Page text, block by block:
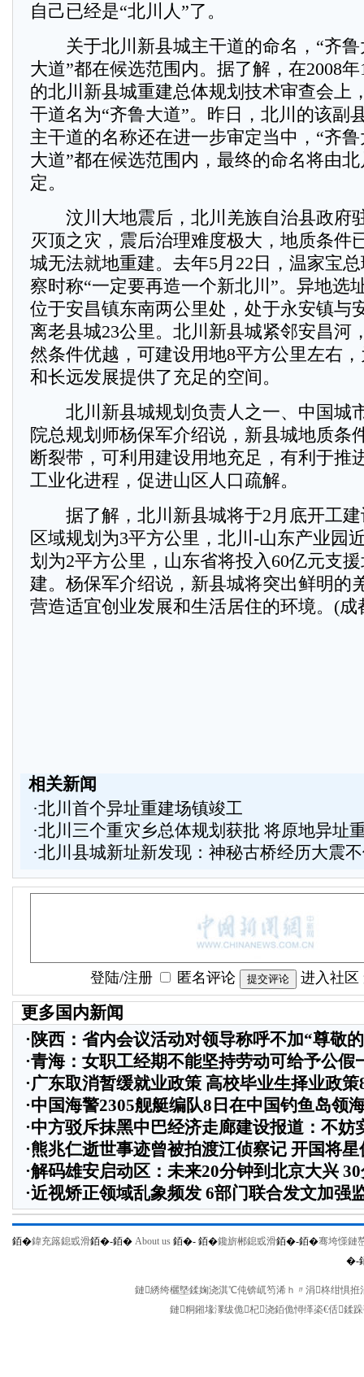
自己已经是“北川人”了。
关于北川新县城主干道的命名，“齐鲁
大道”都在候选范围内。据了解，在2008
的北川新县城重建总体规划技术审查会上
干道名为“齐鲁大道”。昨日，北川的该副
主干道的名称还在进一步审定当中，“齐鲁
大道”都在候选范围内，最终的命名将由
定。
汶川大地震后，北川羌族自治县政府
灭顶之灾，震后治理难度极大，地质条件
城无法就地重建。去年5月22日，温家宝
察时称“一定要再造一个新北川”。异地选
位于安昌镇东南两公里处，处于永安镇与
离老县城23公里。北川新县城紧邻安昌河
然条件优越，可建设用地8平方公里左右
和长远发展提供了充足的空间。
北川新县城规划负责人之一、中国城
院总规划师杨保军介绍说，新县城地质条
断裂带，可利用建设用地充足，有利于推
工业化进程，促进山区人口疏解。
据了解，北川新县城将于2月底开工建
区域规划为3平方公里，北川-山东产业园
划为2平方公里，山东省将投入60亿元支
建。杨保军介绍说，新县城将突出鲜明的
营造适宜创业发展和生活居住的环境。(成
相关新闻
·北川首个异址重建场镇竣工
·北川三个重灾乡总体规划获批 将原地异址
·北川县城新址新发现：神秘古桥经历大震
登陆/注册 匿名评论 进入社区
更多国内新闻
·陕西：省内会议活动对领导称呼不加“尊敬
·青海：女职工经期不能坚持劳动可给予公假
·广东取消暂缓就业政策 高校毕业生择业政策
·中国海警2305舰艇编队8日在中国钓鱼岛领
·中方驳斥抹黑中巴经济走廊建设报道：不妨
·熊兆仁逝世事迹曾被拍渡江侦察记 开国将星
·解码雄安启动区：未来20分钟到北京大兴
·近视矫正领域乱象频发 6部门联合发文加强
銆�鍏充簬鎴戜滑銆�-銆� About us 銆�- 銆�鑱旂郴鎴戜滑銆�-銆�骞垮憡鏈
�-
鏈綉绔欐墍鍒婅浇淇℃伅锛屼笉浠ｈ〃涓柊绀惧
鏈粡鎺堟潈绂佹杞浇銆佹憳缂栥€佸鍒